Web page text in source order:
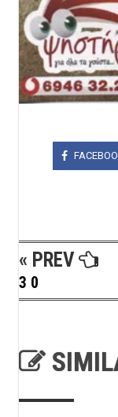
« PREV
3 0